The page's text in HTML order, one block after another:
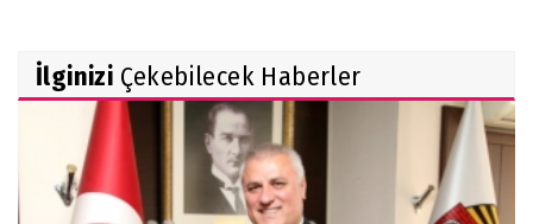
Rekabet Kurumu market zincirinin devrine
'koşullu izin' verdi
FAA yüzlerce Boeing 737 Max uçağında çatlak
incelemesi istedi
Trendyol 1. Lig'de yeni sezon başlıyor
İlginizi Çekebilecek Haberler